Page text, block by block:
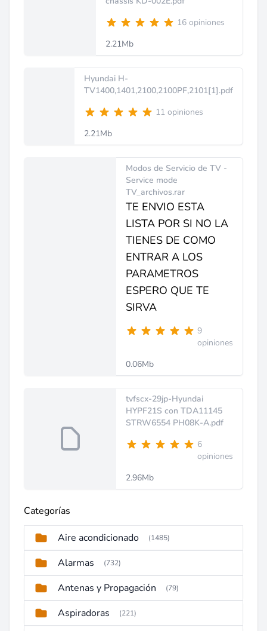
16 opiniones
2.21Mb
Hyundai H-
TV1400,1401,2100,2100PF,2101[1].pdf
11 opiniones
2.21Mb
Modos de Servicio de TV -
Service mode
TV_archivos.rar
TE ENVIO ESTA
LISTA POR SI NO LA
TIENES DE COMO
ENTRAR A LOS
PARAMETROS
ESPERO QUE TE
SIRVA
9
opiniones
0.06Mb
tvfscx-29jp-Hyundai
HYPF21S con TDA11145
STRW6554 PH08K-A.pdf
6
opiniones
2.96Mb
Categorías
Aire acondicionado (1485)
Alarmas (732)
Antenas y Propagación (79)
Aspiradoras (221)